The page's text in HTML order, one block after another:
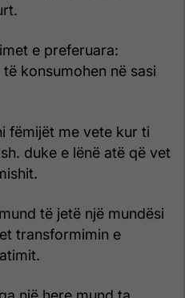
e preferuara:
konsumohen në sasi
fëmijët me vete kur ti
duke e lënë atë që vet
të jetë një mundësi
transformimin e